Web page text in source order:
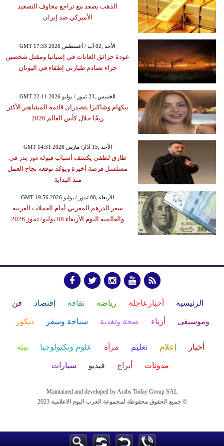
الذهب يصعد مع تراجع مخاوف التصعيد
الأميركي ضد إيران
GMT 17:33 2026 الأحد ,02 آب / أغسطس
عودة حرائق الغابات في إسبانيا ومقتل شخصين
جراء تصادم طيارتي إطفاء في اليونان
GMT 22:11 2026 الخميس ,23 تموز / يوليو
بيكهام وشاكيرا يتصدران قائمة المشاهير الأكثر
ربحًا خلال كأس العالم 2026
GMT 14:31 2026 الأحد ,15 آذار/ مارس
طارق لطفي يكشف أسباب قبوله دور بدر في
مسلسل فرصة أخيرة ويؤكد توقعه نجاح العمل
منذ البداية
GMT 19:56 2026 الأربعاء ,08 تموز / يوليو
سعر الدرهم المغربي أمام العملات العربية
والعالمية اليوم الأربعاء 08 يوليو/ تموز 2026
الرئيسية أخبارعاجلة رياضة ثقافة إقتصاد فن
وموسيقى أزياء صحة وتغذية سياحة وسفر ديكور
أخبار إعلام تعليم مرأة علوم وتكنولوجيا بيئة
مدونات أبراج فيديو سيارات
Maintained and developed by Arabs Today Group SAL
جميع الحقوق محفوظة لمجموعة العرب اليوم الاعلامية 2023 ©